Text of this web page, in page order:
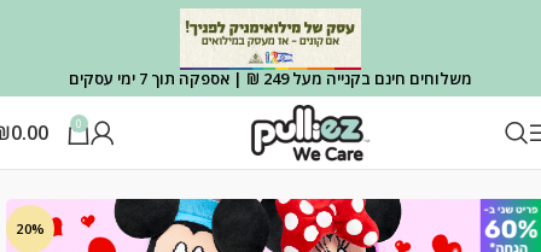
משלוחים חינם בקנייה מעל 249 ₪ | אספקה תוך 7 ימי עסקים
0
0.00
עמוד הבית גרבי מותגים
20%